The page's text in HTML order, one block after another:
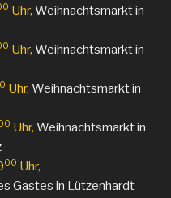
Uhr, Weihnachtsmarkt in
Uhr, Weihnachtsmarkt in
Uhr, Weihnachtsmarkt in
Uhr, Weihnachtsmarkt in
00 Uhr,
Gastes in Lützenhardt